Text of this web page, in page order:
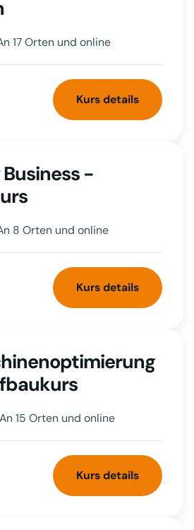
17 Orten und online
Kurs details
-
8 Orten und online
Kurs details
An 15 Orten und online
Kurs details